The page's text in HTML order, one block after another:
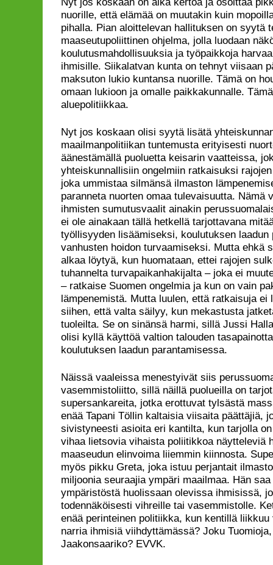
nuorille, että elämää on muutakin kuin
pihalla. Pian aloittelevan hallituksen on syytä
maaseutupoliittinen ohjelma, jolla luodaan
koulutusmahdollisuuksia ja työpaikkoja
ihmisille. Siikalatvan kunta on tehnyt viisaan
maksuton lukio kuntansa nuorille. Tämä on
omaan lukioon ja omalle paikkakunnalle.
aluepolitiikkaa.
Nyt jos koskaan olisi syytä lisätä
maailmanpolitiikan tuntemusta erityisesti
äänestämällä puoluetta keisarin vaatteissa,
yhteiskunnallisiin ongelmiin ratkaisuksi
joka ummistaa silmänsä ilmaston
paranneta nuorten omaa tulevaisuutta. Nämä
ihmisten sumutusvaalit ainakin
ei ole ainakaan tällä hetkellä tarjottavana
työllisyyden lisäämiseksi, koulutuksen laadun
vanhusten hoidon turvaamiseksi. Mutta ehkä
alkaa löytyä, kun huomataan, ettei rajojen
tuhannelta turvapaikanhakijalta – joka ei
– ratkaise Suomen ongelmia ja kun on vain
lämpenemistä. Mutta luulen, että ratkaisuja ei
siihen, että valta säilyy, kun mekastusta
tuoleilta. Se on sinänsä harmi, sillä Jussi
olisi kyllä käyttöä valtion talouden
koulutuksen laadun parantamisessa.
Näissä vaaleissa menestyivät siis
vasemmistoliitto, sillä näillä puolueilla on
supersankareita, jotka erottuvat tylsästä
enää Tapani Töllin kaltaisia viisaita päättäjiä,
sivistyneesti asioita eri kantilta, kun tarjolla
vihaa lietsovia vihaista poliitikkoa näytteleviä
maaseudun elinvoima liiemmin kiinnosta.
myös pikku Greta, joka istuu perjantait
miljoonia seuraajia ympäri maailmaa. Hän
ympäristöstä huolissaan olevissa ihmisissä,
todennäköisesti vihreille tai vasemmistolle.
enää perinteinen politiikka, kun kentillä
narria ihmisiä viihdyttämässä? Joku
Jaakonsaariko? EVVK.